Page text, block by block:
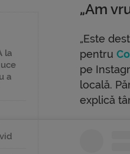
la
a
„Am
„Este
pentru
pe
locală.
explică